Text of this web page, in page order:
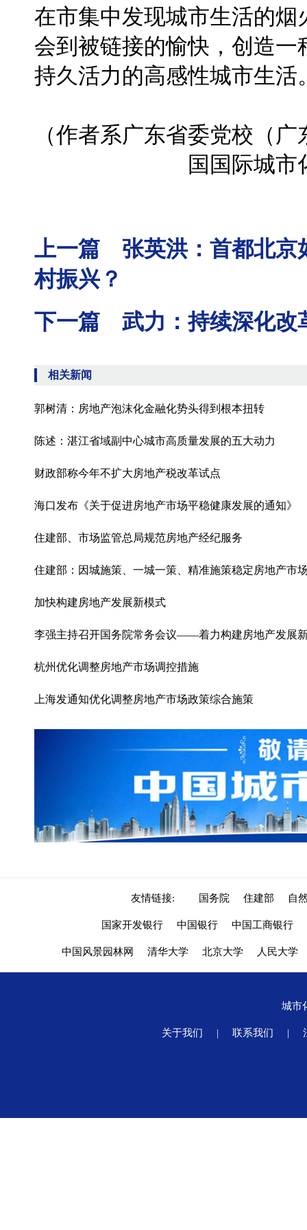
在市集中发现城市生活的
会到被链接的愉快，创造
持久活力的高感性城市生活
（作者系广东省委党校（
国国际城市
上一篇 张英洪：​首都北京
村振兴？
下一篇 武力：持续深化改
相关新闻
郭树清：房地产泡沫化金融化势头得到根本扭转
陈述：湛江省域副中心城市高质量发展的五大动力
财政部称今年不扩大房地产税改革试点
海口发布《关于促进房地产市场平稳健康发展的通知》
住建部、市场监管总局规范房地产经纪服务
住建部：因城施策、一城一策、精准施策稳定房地产市
加快构建房地产发展新模式
李强主持召开国务院常务会议——着力构建房地产发展
杭州优化调整房地产市场调控措施
上海发通知优化调整房地产市场政策综合施策
友情链接: 国务院 住建部 自
国家开发银行 中国银行 中国工商银行
中国风景园林网 清华大学 北京大学 人民大学
城市
关于我们 | 联系我们 |